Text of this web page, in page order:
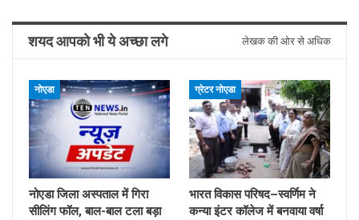
शयद आपको भी ये अच्छा लगे लेखक की ओर से अधिक
नोएडा
नोएडा जिला अस्पताल में गिरा
सीलिंग फॉल, बाल-बाल टला बड़ा
ग्रेटर नोएडा
भारत विकास परिषद–स्वर्णिम ने
कन्या इंटर कॉलेज में बनवाया वर्षा